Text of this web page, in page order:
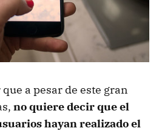
a pesar de este gran
no quiere decir que el
hayan realizado el